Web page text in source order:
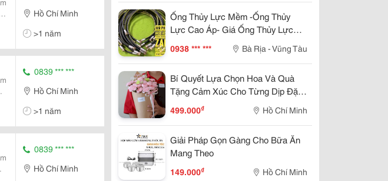
Hồ Chí Minh
>1 năm
0839 *** ***
Hồ Chí Minh
>1 năm
0839 *** ***
Hồ Chí Minh
Ống Thủy Lực Mềm -Ống Thủy
Lực Cao Áp- Giá Ống Thủy Lực
-Ống Dầu Thủy Lực- Ống Dầu
Thủy Lực 1 2- Ống Thủy Lực Phi
21- Ống Thủy Lực 1 4 -Ống Thủy
Lực 3 8
0938 *** *** Bà Rịa - Vũng Tàu
Bí Quyết Lựa Chọn Hoa Và Quà
Tặng Cảm Xúc Cho Từng Dịp Đặc
Biệt Trong Năm
499.000₫ Hồ Chí Minh
Giải Pháp Gọn Gàng Cho Bữa Ăn
Mang Theo
149.000₫ Hồ Chí Minh